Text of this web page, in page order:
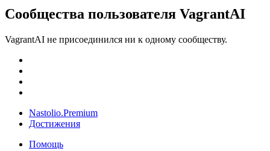
Сообщества пользователя VagrantAI
VagrantAI не присоединился ни к одному сообществу.
Nastolio.Premium
Достижения
Помощь